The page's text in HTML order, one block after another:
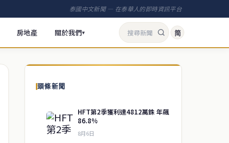
泰國中文新聞 — 在泰華人的即時資訊平台
房地產 關於我們▾ 简
頭條新聞
HFT第2季獲利達4812萬銖 年飆
86.8%
8月6日